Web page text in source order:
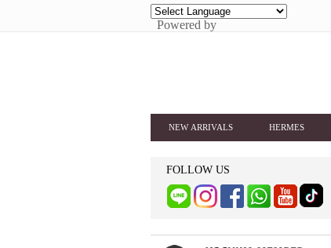
Powered by
NEW ARRIVALS HERMES
FOLLOW US